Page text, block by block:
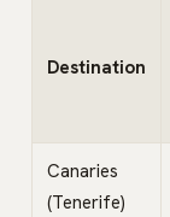
Destination
Canaries
(Tenerife)